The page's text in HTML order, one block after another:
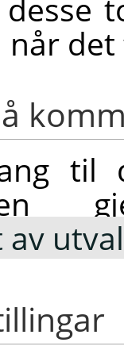
når
til
av